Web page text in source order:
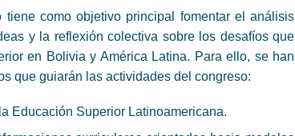
tiene como objetivo principal fomentar el análisis
y la reflexión colectiva sobre los desafíos que
en Bolivia y América Latina. Para ello, se han
que guiarán las actividades del congreso:
Educación Superior Latinoamericana.